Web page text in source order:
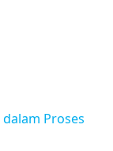
Proses